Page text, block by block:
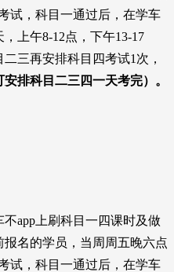
试， 科目一通过后，在学车
上午8-12点，下午13-17
三再安排科目四考试1次，
安排科目二三四一天考完）。
app上刷科目一四课时及做
名的学员，当周周五晚六点
试， 科目一通过后，在学车